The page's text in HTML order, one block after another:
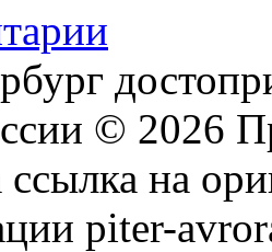
© 2026
на
piter-